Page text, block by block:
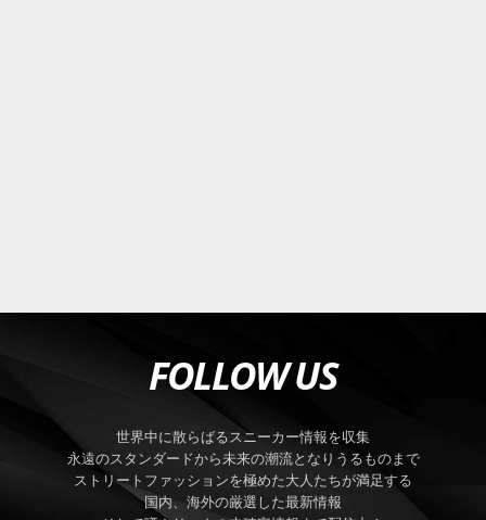
FOLLOW US
世界中に散らばるスニーカー情報を収集
永遠のスタンダードから未来の潮流となりうるものまで
ストリートファッションを極めた大人たちが満足する
国内、海外の厳選した最新情報